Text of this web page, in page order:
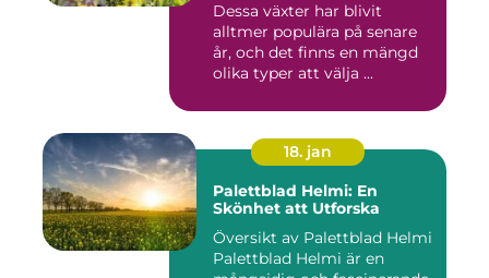
inomhusmiljöer
Dessa växter har blivit
alltmer populära på senare
år, och det finns en mängd
olika typer att välja ...
18. jan
Palettblad Helmi: En
Skönhet att Utforska
Översikt av Palettblad Helmi
Palettblad Helmi är en